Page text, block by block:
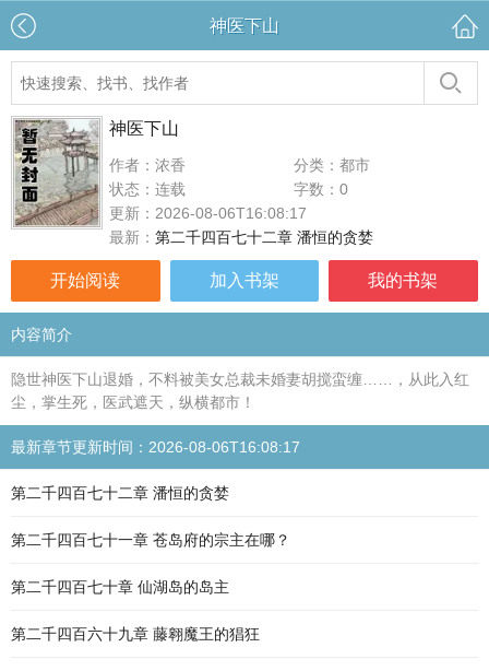
神医下山
神医下山
作者：浓香
分类：都市
状态：连载
字数：0
更新：2026-08-06T16:08:17
最新： 第二千四百七十二章 潘恒的贪婪
开始阅读 加入书架 我的书架
内容简介
隐世神医下山退婚，不料被美女总裁未婚妻胡搅蛮缠……，从此入红
尘，掌生死，医武遮天，纵横都市！
最新章节更新时间：2026-08-06T16:08:17
第二千四百七十二章 潘恒的贪婪
第二千四百七十一章 苍岛府的宗主在哪？
第二千四百七十章 仙湖岛的岛主
第二千四百六十九章 藤翱魔王的猖狂